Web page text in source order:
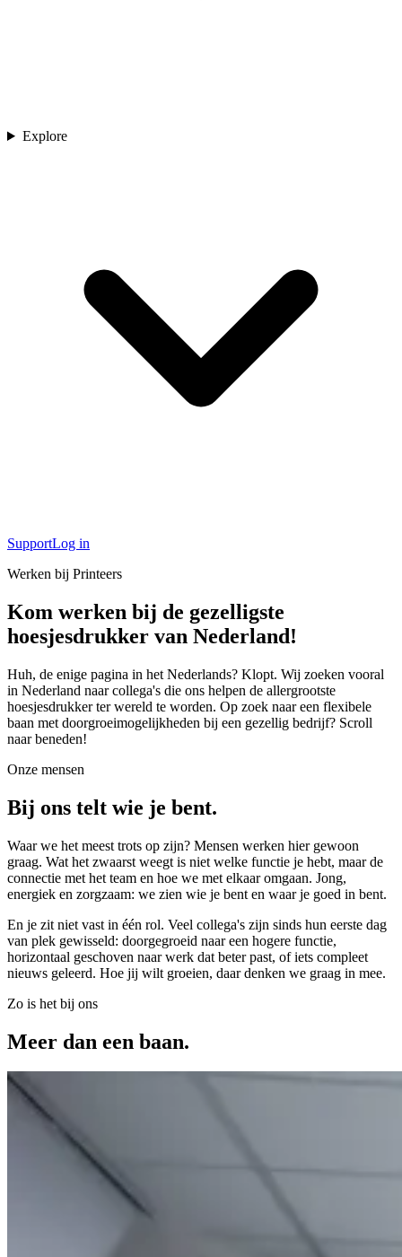
Explore
SupportLog in
Werken bij Printeers
Kom werken bij de gezelligste
hoesjesdrukker van Nederland!
Huh, de enige pagina in het Nederlands? Klopt. Wij zoeken vooral
in Nederland naar collega's die ons helpen de allergrootste
hoesjesdrukker ter wereld te worden. Op zoek naar een flexibele
baan met doorgroeimogelijkheden bij een gezellig bedrijf? Scroll
naar beneden!
Onze mensen
Bij ons telt wie je bent.
Waar we het meest trots op zijn? Mensen werken hier gewoon
graag. Wat het zwaarst weegt is niet welke functie je hebt, maar de
connectie met het team en hoe we met elkaar omgaan. Jong,
energiek en zorgzaam: we zien wie je bent en waar je goed in bent.
En je zit niet vast in één rol. Veel collega's zijn sinds hun eerste dag
van plek gewisseld: doorgegroeid naar een hogere functie,
horizontaal geschoven naar werk dat beter past, of iets compleet
nieuws geleerd. Hoe jij wilt groeien, daar denken we graag in mee.
Zo is het bij ons
Meer dan een baan.